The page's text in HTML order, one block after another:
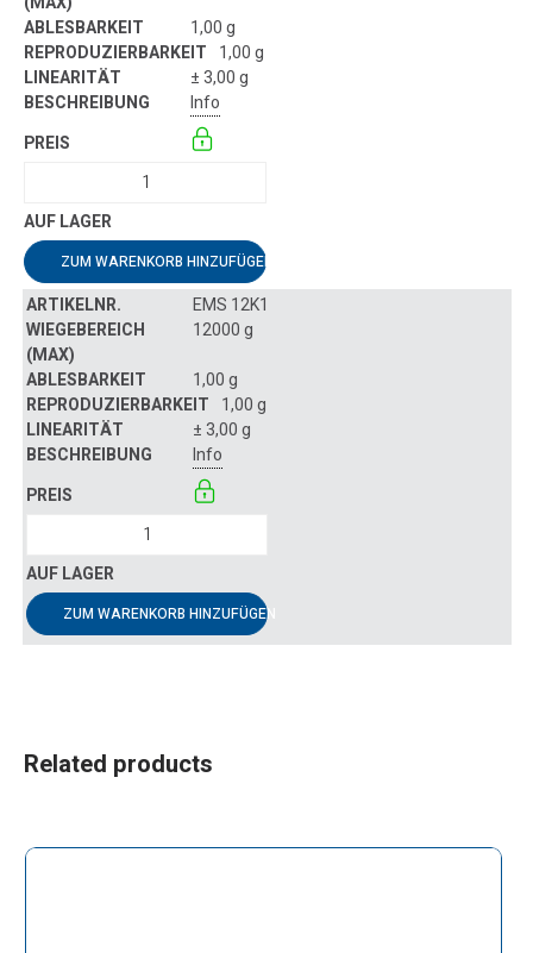
1,00 g
1,00 g
± 3,00 g
Info
ZUM WARENKORB HINZUFÜGEN
EMS 12K1
12000 g
1,00 g
1,00 g
± 3,00 g
Info
ZUM WARENKORB HINZUFÜGEN
Related products